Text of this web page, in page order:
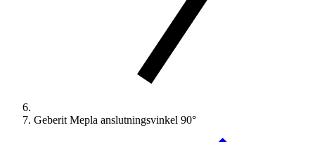
Geberit Mepla anslutningsvinkel 90°